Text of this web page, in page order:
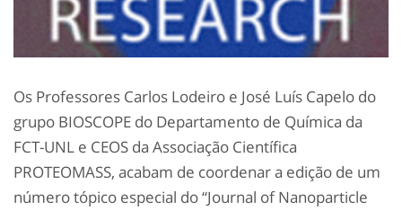
Os Professores Carlos Lodeiro e José Luís Capelo do
grupo BIOSCOPE do Departamento de Química da
FCT-UNL e CEOS da Associação Científica
PROTEOMASS, acabam de coordenar a edição de um
número tópico especial do “Journal of Nanoparticle